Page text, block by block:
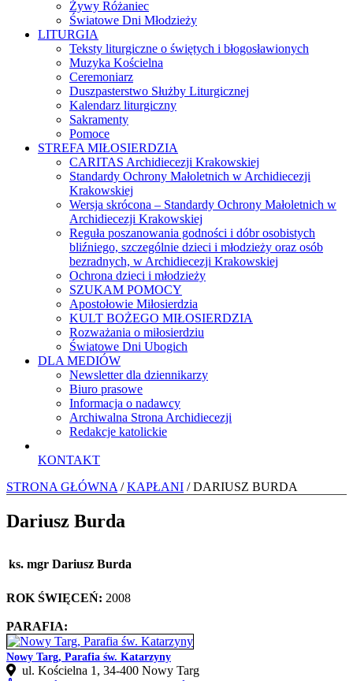
Żywy Różaniec
Światowe Dni Młodzieży
LITURGIA
Teksty liturgiczne o świętych i błogosławionych
Muzyka Kościelna
Ceremoniarz
Duszpasterstwo Służby Liturgicznej
Kalendarz liturgiczny
Sakramenty
Pomoce
STREFA MIŁOSIERDZIA
CARITAS Archidiecezji Krakowskiej
Standardy Ochrony Małoletnich w Archidiecezji
Krakowskiej
Wersja skrócona – Standardy Ochrony Małoletnich w
Archidiecezji Krakowskiej
Reguła poszanowania godności i dóbr osobistych
bliźniego, szczególnie dzieci i młodzieży oraz osób
bezradnych, w Archidiecezji Krakowskiej
Ochrona dzieci i młodzieży
SZUKAM POMOCY
Apostołowie Miłosierdzia
KULT BOŻEGO MIŁOSIERDZIA
Rozważania o miłosierdziu
Światowe Dni Ubogich
DLA MEDIÓW
Newsletter dla dziennikarzy
Biuro prasowe
Informacja o nadawcy
Archiwalna Strona Archidiecezji
Redakcje katolickie
KONTAKT
STRONA GŁÓWNA /KAPŁANI / DARIUSZ BURDA
Dariusz Burda
ks. mgr Dariusz Burda
ROK ŚWIĘCEŃ: 2008
PARAFIA:
Nowy Targ, Parafia św. Katarzyny
ul. Kościelna 1, 34‑400 Nowy Targ